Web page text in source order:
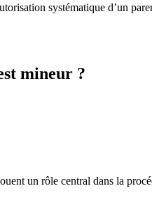
systématique d’un
mineur ?
un rôle central dans la